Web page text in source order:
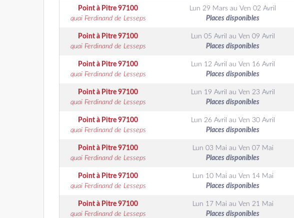
Point à Pitre97100
quai Ferdinand de Lesseps
Lun 29 Mars auVen 02 Avril
Places disponibles
Point à Pitre97100
quai Ferdinand de Lesseps
Lun 05 Avril au Ven 09 Avril
Places disponibles
Point à Pitre97100
quai Ferdinand de Lesseps
Lun 12 Avril au Ven 16 Avril
Places disponibles
Point à Pitre97100
quai Ferdinand de Lesseps
Lun 19 Avril au Ven 23 Avril
Places disponibles
Point à Pitre97100
quai Ferdinand de Lesseps
Lun 26 Avril au Ven 30 Avril
Places disponibles
Point à Pitre97100
quai Ferdinand de Lesseps
Lun 03 Mai au Ven 07 Mai
Places disponibles
Point à Pitre97100
quai Ferdinand de Lesseps
Lun 10 Mai au Ven 14 Mai
Places disponibles
Point à Pitre97100
quai Ferdinand de Lesseps
Lun 17 Mai au Ven 21 Mai
Places disponibles